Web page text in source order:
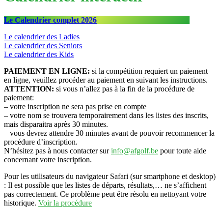
Le Calendrier complet 2026
Le calendrier des Ladies
Le calendrier des Seniors
Le calendrier des Kids
PAIEMENT EN LIGNE: si la compétition requiert un paiement
en ligne, veuillez procéder au paiement en suivant les instructions.
ATTENTION: si vous n’allez pas à la fin de la procédure de
paiement:
– votre inscription ne sera pas prise en compte
– votre nom se trouvera temporairement dans les listes des inscrits,
mais disparaitra après 30 minutes.
– vous devrez attendre 30 minutes avant de pouvoir recommencer la
procédure d’inscription.
N’hésitez pas à nous contacter surinfo@afgolf.be pour toute aide
concernant votre inscription.
Pour les utilisateurs du navigateur Safari (sur smartphone et desktop)
: Il est possible que les listes de départs, résultats,… ne s’affichent
pas correctement. Ce problème peut être résolu en nettoyant votre
historique. Voir la procédure